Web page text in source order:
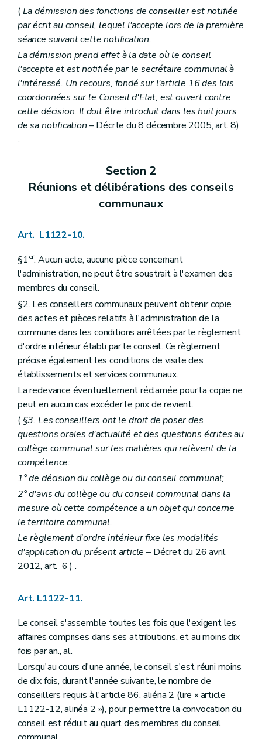
Section 4 Dispositions communes
Art. L1512-6
Art. L1512-7
Titre II Modalités de fonctionnement
Chapitre premier Les conventions entre communes
Art. L1521-1
Art. L1521-2
Art. L1521-3
Chapitre II Les associations de projet
Art. L1522-1
Art. L1522-2
Art. L1522-3
Art. L1522-7
Art. L1522-8
Section première Les statuts
Art. L1523-2
Art. L1523-3
Art. L1523-4
Art. L1523-5
Art. L1523-6
Section 2
Art. L1523-7
Art. L1523-8
Art. L1523-9
Art. L1523-10
Sous-section 2 L'assemblée générale
Art. L1523-11
Art. L1523-12
Art. L1523-13
Art. L1523-14
Sous-section 3 Le conseil d'administration
Art. L1523-15
Art. L1523-16
Sous-section 4 Le comité de rémunération
Art. L1523-17
Art. L1523-18
Section 3
La prépondérance provinciale et régionale
Art. L1523-19
Art. L1523-20
Section 4
Art. L1523-21
Art. L1523-22
Section 5 Dispositions diverses
Chapitre IV
Titre III Principes de bonne gouvernance
Chapitre premier
Interdictions et incompatibilités
Art. L1531-1
Art. L1531-2
Chapitre II Droits et devoirs
Art. L1532-1
Art. L1532-2
Art. L1532-3
Art. L1532-4
Art. L1532-5
Chapitre III
(La démission des fonctions de conseiller est notifiée
par écrit au conseil, lequel l'accepte lors de la première
séance suivant cette notification.
La démission prend effet à la date où le conseil
l'accepte et est notifiée par le secrétaire communal à
l'intéressé. Un recours, fondé sur l'article 16 des lois
coordonnées sur le Conseil d'Etat, est ouvert contre
cette décision. Il doit être introduit dans les huit jours
de sa notification – Décrte du 8 décembre 2005, art. 8)
..
Section 2
Réunions et délibérations des conseils
communaux
Art. L1122-10.
§1er. Aucun acte, aucune pièce concernant
l'administration, ne peut être soustrait à l'examen des
membres du conseil.
§2. Les conseillers communaux peuvent obtenir copie
des actes et pièces relatifs à l'administration de la
commune dans les conditions arrêtées par le règlement
d'ordre intérieur établi par le conseil. Ce règlement
précise également les conditions de visite des
établissements et services communaux.
La redevance éventuellement réclamée pour la copie ne
peut en aucun cas excéder le prix de revient.
( §3. Les conseillers ont le droit de poser des
questions orales d'actualité et des questions écrites au
collège communal sur les matières qui relèvent de la
compétence:
1° de décision du collège ou du conseil communal;
2° d'avis du collège ou du conseil communal dans la
mesure où cette compétence a un objet qui concerne
le territoire communal.
Le règlement d'ordre intérieur fixe les modalités
d'application du présent article – Décret du 26 avril
2012, art. 6 ) .
Art. L1122-11.
Le conseil s'assemble toutes les fois que l'exigent les
affaires comprises dans ses attributions, et au moins dix
fois par an., al.
Lorsqu'au cours d'une année, le conseil s'est réuni moins
de dix fois, durant l'année suivante, le nombre de
conseillers requis à l'article 86, aliéna 2 (lire « article
L1122-12, alinéa 2 »), pour permettre la convocation du
conseil est réduit au quart des membres du conseil